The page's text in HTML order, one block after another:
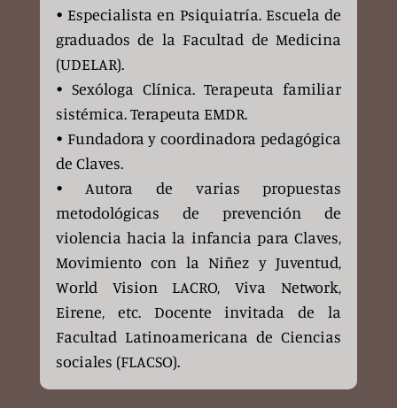
• Especialista en Psiquiatría. Escuela de
graduados de la Facultad de Medicina
(UDELAR).
• Sexóloga Clínica. Terapeuta familiar
sistémica. Terapeuta EMDR.
• Fundadora y coordinadora pedagógica
de Claves.
• Autora de varias propuestas
metodológicas de prevención de
violencia hacia la infancia para Claves,
Movimiento con la Niñez y Juventud,
World Vision LACRO, Viva Network,
Eirene, etc. Docente invitada de la
Facultad Latinoamericana de Ciencias
sociales (FLACSO).